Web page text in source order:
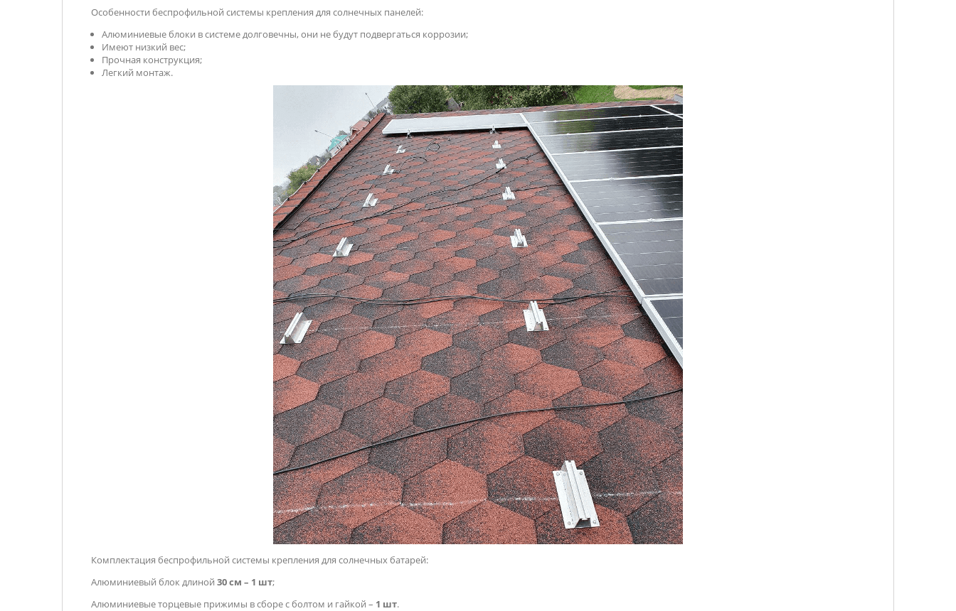
Особенности беспрофильной системы крепления для солнечных панелей:
Алюминиевые блоки в системе долговечны, они не будут подвергаться коррозии;
Имеют низкий вес;
Прочная конструкция;
Легкий монтаж.
Комплектация беспрофильной системы крепления для солнечных батарей:
Алюминиевый блок длиной 30 см – 1 шт;
Алюминиевые торцевые прижимы в сборе с болтом и гайкой – 1 шт.